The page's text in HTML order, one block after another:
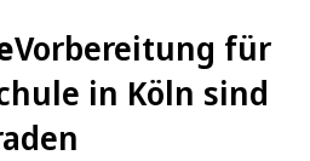
Vorbereitung für
in Köln sind